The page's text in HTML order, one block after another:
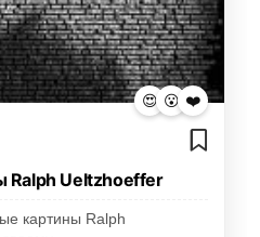
😍 😮 ❤️
Ralph Ueltzhoeffer
картины Ralph